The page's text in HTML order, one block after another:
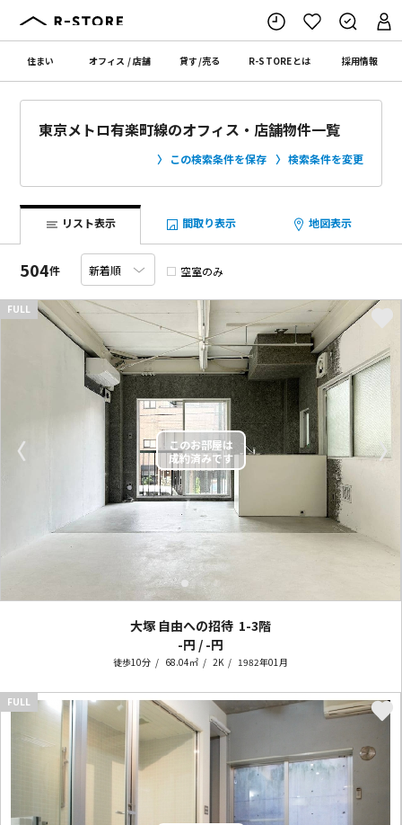
住まい オフィス /店舗 貸す/売る R-STOREとは 採用情報
東京メトロ有楽町線のオフィス・店舗物件一覧
検索条件を変更
この検索条件を保存
リスト表示 間取り表示 地図表示
504件 空室のみ
〈 〉
FULL
大塚 自由への招待 1-3階
-円 / -円
徒歩10分 68.04㎡ 2K 1982年01月
FULL